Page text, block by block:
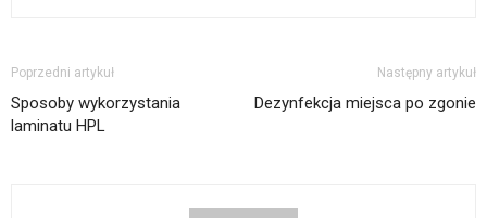
Poprzedni artykuł
Sposoby wykorzystania
laminatu HPL
Następny artykuł
Dezynfekcja miejsca po zgonie